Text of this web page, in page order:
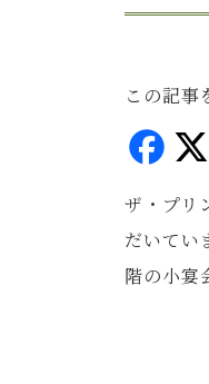
この記事
F
c
e
b
ザ・プリ
だいてい
階の小宴